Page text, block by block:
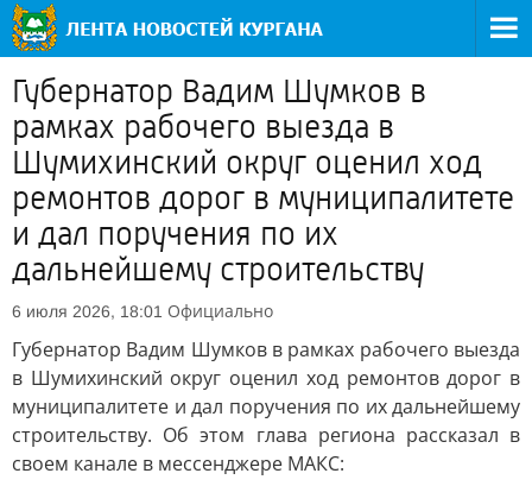
Губернатор Вадим Шумков в
рамках рабочего выезда в
Шумихинский округ оценил ход
ремонтов дорог в муниципалитете
и дал поручения по их
дальнейшему строительству
6 июля 2026, 18:01 Официально
Губернатор Вадим Шумков в рамках рабочего выезда
в Шумихинский округ оценил ход ремонтов дорог в
муниципалитете и дал поручения по их дальнейшему
строительству. Об этом глава региона рассказал в
своем канале в мессенджере МАКС: